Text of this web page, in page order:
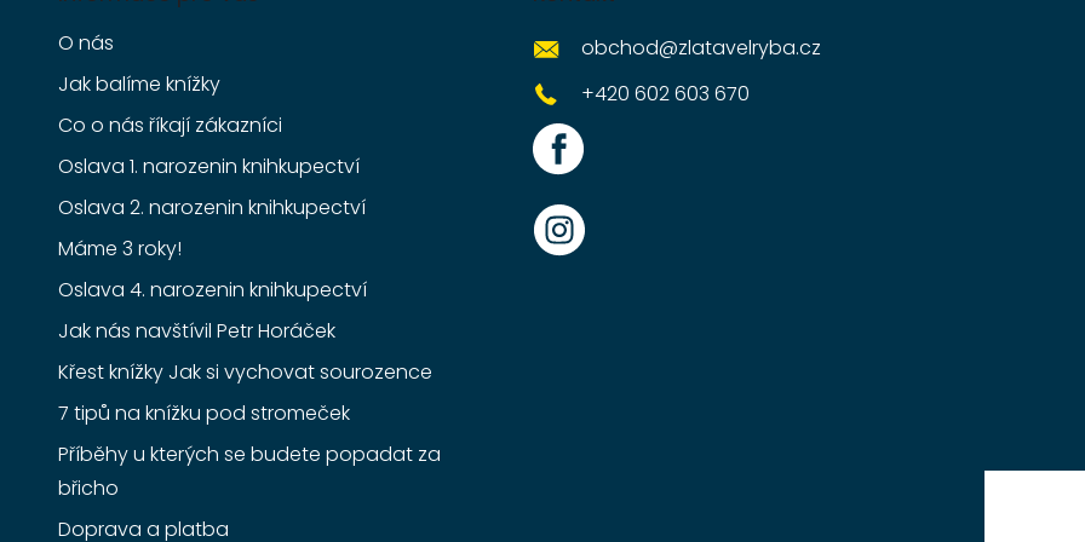
O nás
Jak balíme knížky
Co o nás říkají zákazníci
Oslava 1. narozenin knihkupectví
Oslava 2. narozenin knihkupectví
Máme 3 roky!
Oslava 4. narozenin knihkupectví
Jak nás navštívil Petr Horáček
Křest knížky Jak si vychovat sourozence
7 tipů na knížku pod stromeček
Příběhy u kterých se budete popadat za
břicho
Doprava a platba
obchod@zlatavelryba.cz
+420 602 603 670